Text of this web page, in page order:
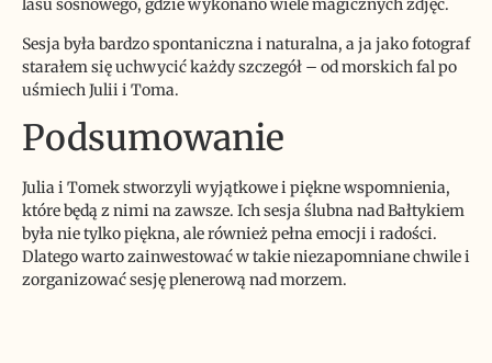
lasu sosnowego, gdzie wykonano wiele magicznych zdjęć.
Sesja była bardzo spontaniczna i naturalna, a ja jako fotograf
starałem się uchwycić każdy szczegół – od morskich fal po
uśmiech Julii i Toma.
Podsumowanie
Julia i Tomek stworzyli wyjątkowe i piękne wspomnienia,
które będą z nimi na zawsze. Ich sesja ślubna nad Bałtykiem
była nie tylko piękna, ale również pełna emocji i radości.
Dlatego warto zainwestować w takie niezapomniane chwile i
zorganizować sesję plenerową nad morzem.